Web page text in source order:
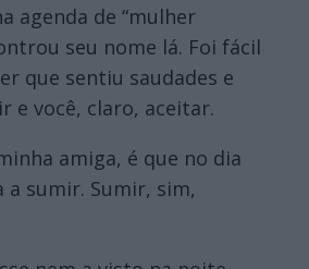
agenda de “mulher
seu nome lá. Foi fácil
que sentiu saudades e
e você, claro, aceitar.
amiga, é que no dia
sumir. Sumir, sim,